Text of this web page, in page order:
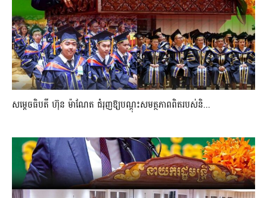
សម្តេចធិបតី ហ៊ុន ម៉ាណែត ជំរុញឱ្យបណ្តុះសមត្ថភាពពិតរបស់និ...